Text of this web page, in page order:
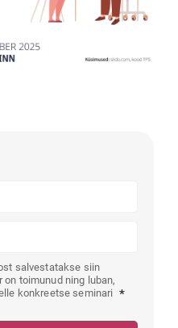
salvestatakse siin
toimunud ning luban,
konkreetse seminari *